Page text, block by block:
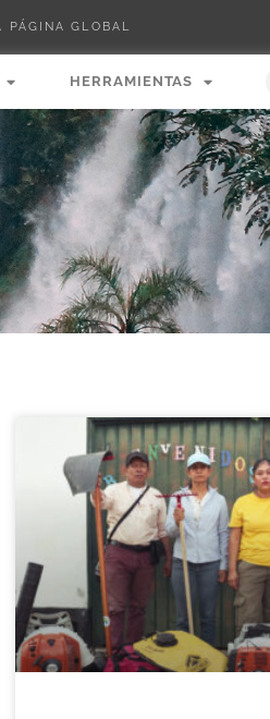
PÁGINA GLOBAL
HERRAMIENTAS